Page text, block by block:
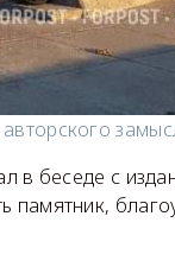
в беседе с